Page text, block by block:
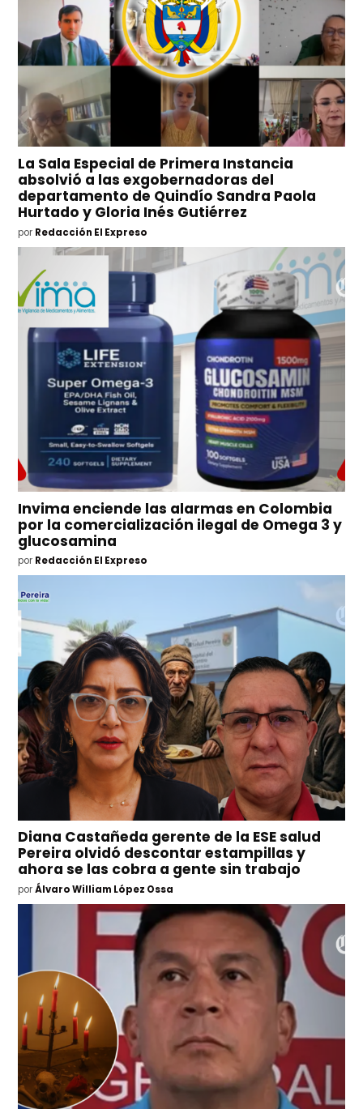
La Sala Especial de Primera Instancia
absolvió a las exgobernadoras del
departamento de Quindío Sandra Paola
Hurtado y Gloria Inés Gutiérrez
por Redacción El Expreso
Invima enciende las alarmas en Colombia
por la comercialización ilegal de Omega 3 y
glucosamina
por Redacción El Expreso
Diana Castañeda gerente de la ESE salud
Pereira olvidó descontar estampillas y
ahora se las cobra a gente sin trabajo
por Álvaro William López Ossa